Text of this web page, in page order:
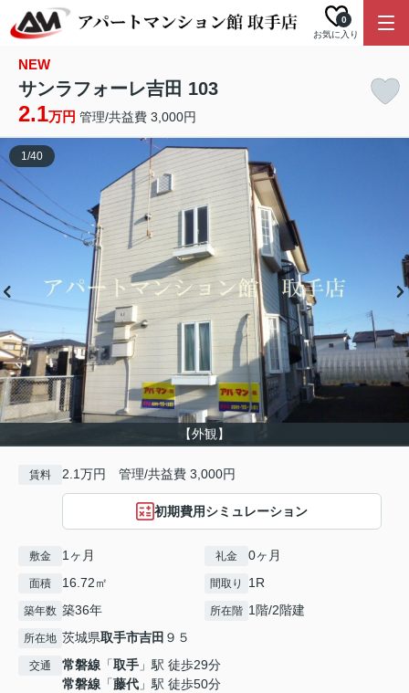
お気に入り
0
NEW
サンラフォーレ吉田 103
2.1万円 管理/共益費 3,000円
【外観】
1/40
賃料 2.1万円 管理/共益費 3,000円
初期費用シミュレーション
敷金 1ヶ月 礼金 0ヶ月
面積 16.72㎡ 間取り 1R
築年数 築36年 所在階 1階/2階建
所在地 茨城県取手市吉田 ９５
交通 常磐線 「取手 」駅 徒歩29分
常磐線 「藤代 」駅 徒歩50分